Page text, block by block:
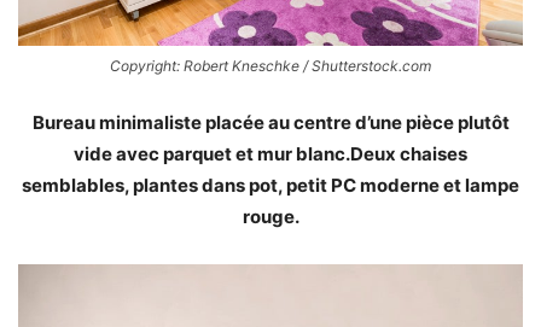
Copyright: Robert Kneschke / Shutterstock.com
Bureau minimaliste placée au centre d’une pièce plutôt
vide avec parquet et mur blanc.Deux chaises
semblables, plantes dans pot, petit PC moderne et lampe
rouge.